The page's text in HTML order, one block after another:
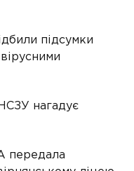
підсумки
нагадує
передала